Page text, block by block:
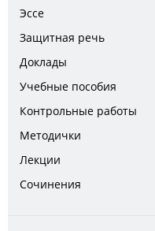
Эссе
Защитная речь
Доклады
Учебные пособия
Контрольные работы
Методички
Лекции
Сочинения